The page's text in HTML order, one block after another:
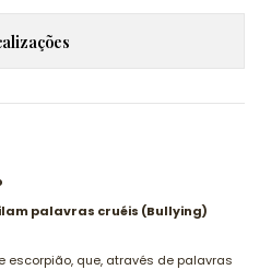
palavras cruéis (Bullying)
escorpião, que, através de palavras